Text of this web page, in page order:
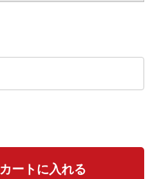
カートに入れる